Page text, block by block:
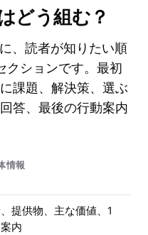
どう組む？
、読者が知りたい順
クションです。最初
課題、解決策、選ぶ
答、最後の行動案内
情報
提供物、主な価値、1
内